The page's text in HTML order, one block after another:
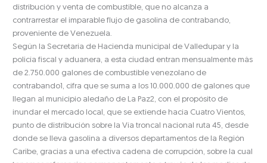
distribución y venta de combustible, que no alcanza a
contrarrestar el imparable flujo de gasolina de contrabando,
proveniente de Venezuela.
Según la Secretaría de Hacienda municipal de Valledupar y la
policía fiscal y aduanera, a esta ciudad entran mensualmente más
de 2.750.000 galones de combustible venezolano de
contrabando1, cifra que se suma a los 10.000.000 de galones que
llegan al municipio aledaño de La Paz2, con el propósito de
inundar el mercado local, que se extiende hacia Cuatro Vientos,
punto de distribución sobre la Vía troncal nacional ruta 45, desde
donde se lleva gasolina a diversos departamentos de la Región
Caribe, gracias a una efectiva cadena de corrupción, sobre la cual